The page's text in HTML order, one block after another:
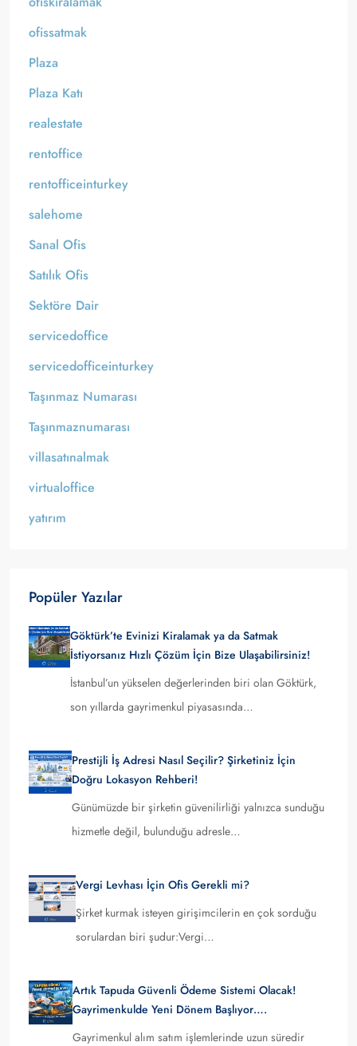
ofissatmak
Plaza
Plaza Katı
realestate
rentoffice
rentofficeinturkey
salehome
Sanal Ofis
Satılık Ofis
Sektöre Dair
servicedoffice
servicedofficeinturkey
Taşınmaz Numarası
Taşınmaznumarası
villasatınalmak
virtualoffice
yatırım
Popüler Yazılar
Göktürk’te Evinizi Kiralamak ya da Satmak
İstiyorsanız Hızlı Çözüm İçin Bize Ulaşabilirsiniz!
İstanbul’un yükselen değerlerinden biri olan Göktürk,
son yıllarda gayrimenkul piyasasında…
Prestijli İş Adresi Nasıl Seçilir? Şirketiniz İçin
Doğru Lokasyon Rehberi!
Günümüzde bir şirketin güvenilirliği yalnızca sunduğu
hizmetle değil, bulunduğu adresle…
Vergi Levhası İçin Ofis Gerekli mi?
Şirket kurmak isteyen girişimcilerin en çok sorduğu
sorulardan biri şudur:Vergi…
Artık Tapuda Güvenli Ödeme Sistemi Olacak!
Gayrimenkulde Yeni Dönem Başlıyor….
Gayrimenkul alım satım işlemlerinde uzun süredir